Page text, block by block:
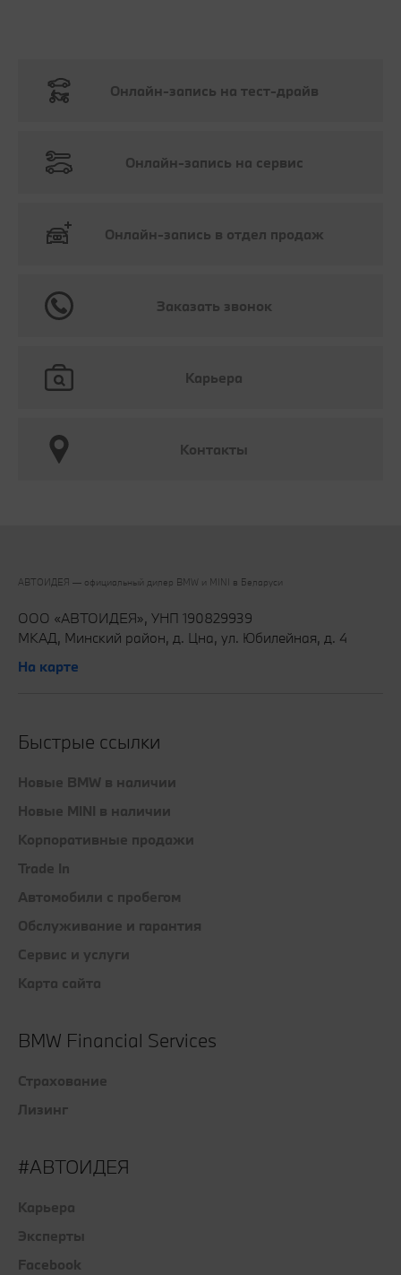
Онлайн-запись на тест-драйв
Онлайн-запись на сервис
Онлайн-запись в отдел продаж
Заказать звонок
Карьера
Контакты
АВТОИДЕЯ — официальный дилер BMW и MINI в Беларуси‎
ООО «АВТОИДЕЯ», УНП 190829939
МКАД, Минский район, д. Цна, ул. Юбилейная, д. 4
На карте
Быстрые ссылки
Новые BMW в наличии
Новые MINI в наличии
Корпоративные продажи
Trade In
Автомобили с пробегом
Обслуживание и гарантия
Сервис и услуги
Карта сайта
BMW Financial Services
Страхование
Лизинг
#АВТОИДЕЯ
Карьера
Эксперты
Facebook